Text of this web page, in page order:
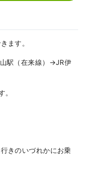
ます。
駅（在来線）→JR伊
。
きのいづれかにお乗